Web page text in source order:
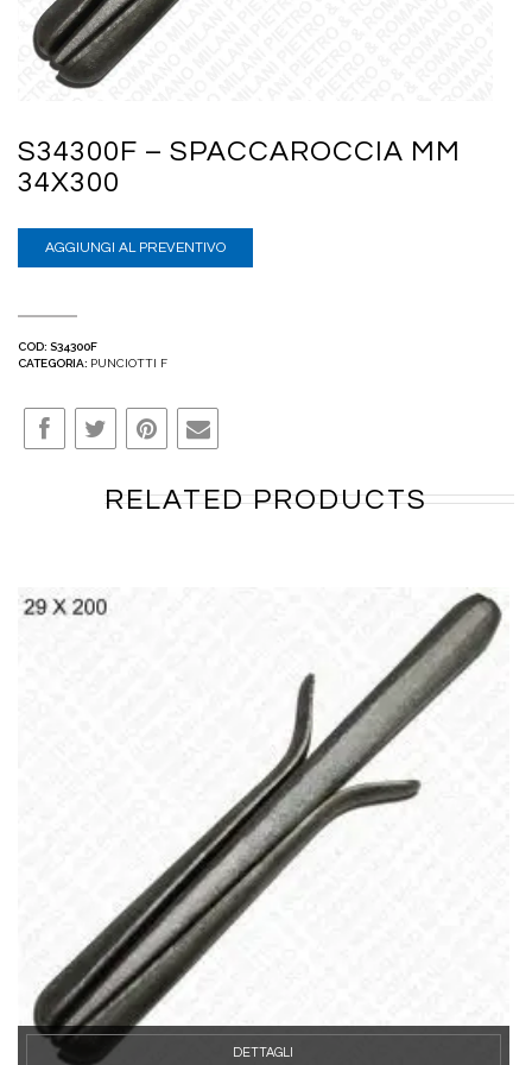
S34300F – SPACCAROCCIA MM
34X300
AGGIUNGI AL PREVENTIVO
COD: S34300F
CATEGORIA: PUNCIOTTI F
RELATED PRODUCTS
DETTAGLI